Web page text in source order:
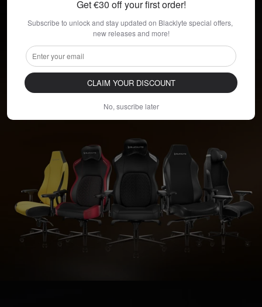
BLACKLYTE
Kraken/Athena-Serie.
Entwickelt für Champions, jetzt erhältlich!
Get €30 off your first order!
Subscribe to unlock and stay updated on Blacklyte special offers,
new releases and more!
CLAIM YOUR DISCOUNT
No, suscribe later